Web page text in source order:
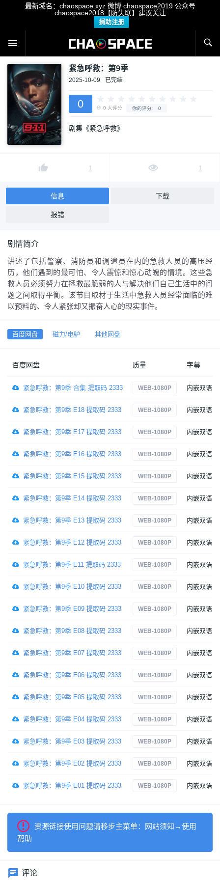
最新域名：chaospace.xyz 微博 chaospace2019 公众号
chaospace2018【防失联】建议关注
捐助注册
紧急呼救：第9季
2025-10-09 已完结
0
剧集《紧急呼救》
1 1
信息 下载
报错
剧情简介
讲述了包括警察、消防员和调遣员在内的急救人员的高压经
历，他们遇到的最可怕、令人震惊和惊心动魄的情境。这些急
救人员必须努力在拯救最脆弱的人与解决他们自己生活中的问
题之间取得平衡。该节目取材于生活中急救人员经常面临的难
以预料的、令人紧张却又振奋人心的现实事件。
百度网盘 磁力/电驴 其他网盘
百度网盘 质量 字幕
紧急呼救：第9季 合集 提取码 2333 WEB-1080P 内嵌双语
紧急呼救：第9季 E18 提取码 2333 WEB-1080P 内嵌双语
紧急呼救：第9季 E17 提取码 2333 WEB-1080P 内嵌双语
紧急呼救：第9季 E16 提取码 2333 WEB-1080P 内嵌双语
紧急呼救：第9季 E15 提取码 2333 WEB-1080P 内嵌双语
紧急呼救：第9季 E14 提取码 2333 WEB-1080P 内嵌双语
紧急呼救：第9季 E13 提取码 2333 WEB-1080P 内嵌双语
紧急呼救：第9季 E12 提取码 2333 WEB-1080P 内嵌双语
紧急呼救：第9季 E11 提取码 2333 WEB-1080P 内嵌双语
紧急呼救：第9季 E10 提取码 2333 WEB-1080P 内嵌双语
紧急呼救：第9季 E09 提取码 2333 WEB-1080P 内嵌双语
紧急呼救：第9季 E08 提取码 2333 WEB-1080P 内嵌双语
紧急呼救：第9季 E07 提取码 2333 WEB-1080P 内嵌双语
紧急呼救：第9季 E06 提取码 2333 WEB-1080P 内嵌双语
紧急呼救：第9季 E05 提取码 2333 WEB-1080P 内嵌双语
紧急呼救：第9季 E04 提取码 2333 WEB-1080P 内嵌双语
紧急呼救：第9季 E03 提取码 2333 WEB-1080P 内嵌双语
紧急呼救：第9季 E02 提取码 2333 WEB-1080P 内嵌双语
紧急呼救：第9季 E01 提取码 2333 WEB-1080P 内嵌双语
资源链接使用问题请移步主菜单：网站须知→使用
帮助
评论